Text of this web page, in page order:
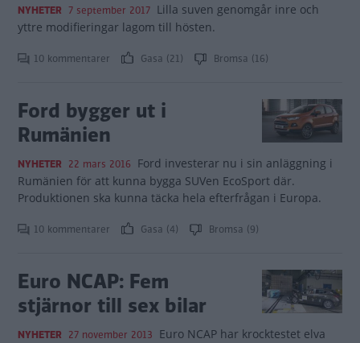
NYHETER 7 september 2017 Lilla suven genomgår inre och
yttre modifieringar lagom till hösten.
10 kommentarer Gasa (21) Bromsa (16)
Ford bygger ut i
Rumänien
NYHETER 22 mars 2016 Ford investerar nu i sin anläggning i
Rumänien för att kunna bygga SUVen EcoSport där.
Produktionen ska kunna täcka hela efterfrågan i Europa.
10 kommentarer Gasa (4) Bromsa (9)
Euro NCAP: Fem
stjärnor till sex bilar
NYHETER 27 november 2013 Euro NCAP har krocktestet elva